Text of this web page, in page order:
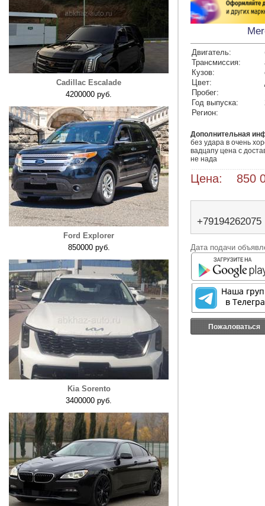
Cadillac Escalade
4200000 руб.
Ford Explorer
850000 руб.
Kia Sorento
3400000 руб.
Двигатель:
Трансмиссия:
Кузов:
Цвет:
Пробег:
Год выпуска:
Регион:
Дополнительная
без удара в очень
вадцапу цена с
не нада
Цена: 850
+79194262075
Дата подачи
Пожаловаться